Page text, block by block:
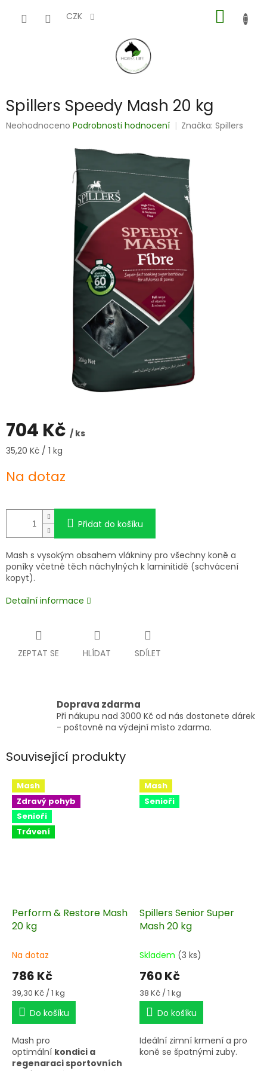
CZK
KOŠÍK
Spillers Speedy Mash 20 kg
Průměrné
Neohodnoceno Podrobnosti hodnocení Značka:Spillers
704 Kč / ks
Měrná
35,20 Kč / 1 kg
Na dotaz
Přidat do košíku
Mash s vysokým obsahem vlákniny pro všechny koně a
poníky včetně těch náchylných k laminitidě (schvácení
kopyt).
Detailní informace
ZEPTAT SE HLÍDAT SDÍLET
Doprava zdarma
Při nákupu nad 3000 Kč od nás dostanete dárek
- poštovné na výdejní místo zdarma.
Související produkty
Mash
Zdravý pohyb
Senioři
Trávení
Perform & Restore Mash
20 kg
Na dotaz
786 Kč
Měrná
cena:
39,30 Kč / 1 kg
Do košíku
Mash pro
optimální kondici a
regenaraci sportovních
Mash
Senioři
Spillers Senior Super
Mash 20 kg
Skladem (3 ks)
760 Kč
Měrná
cena:
38 Kč / 1 kg
Do košíku
Ideální zimní krmení a pro
koně se špatnými zuby.